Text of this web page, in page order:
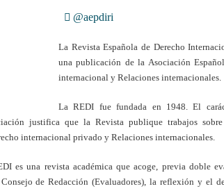
@aepdiri
La Revista Española de Derecho
una publicación de la Asociación
internacional y Relaciones internacionales.
La REDI fue fundada en 1948. El
justifica que la Revista publique trabajos
internacional privado y Relaciones internacionales.
es una revista académica que acoge, previa doble
de Redacción (Evaluadores), la reflexión y el